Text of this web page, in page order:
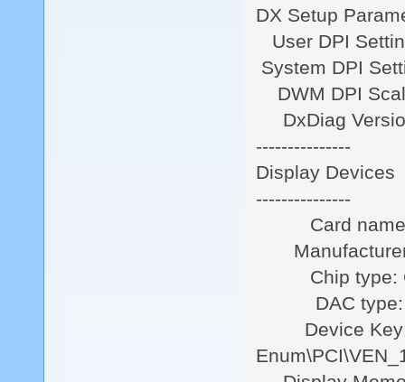
DX Setup
User DPI
System DPI
DWM DPI
DxDiag
---------------
Display Devices
---------------
Card name:
Chip type:
DAC type:
Device